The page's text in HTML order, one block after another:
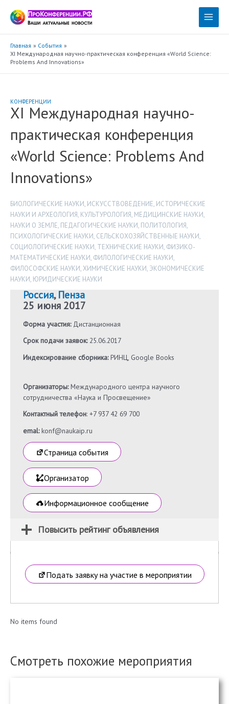
содержимому
Main
Главная
События
XI Международная научно-практическая конференция «World Science:
Problems And Innovations»
КОНФЕРЕНЦИИ
XI Международная научно-
практическая конференция
«World Science: Problems And
Innovations»
БИОЛОГИЧЕСКИЕ НАУКИ, ИСКУССТВОВЕДЕНИЕ, ИСТОРИЧЕСКИЕ
НАУКИ И АРХЕОЛОГИЯ, КУЛЬТУРОЛОГИЯ, МЕДИЦИНСКИЕ НАУКИ,
НАУКИ О ЗЕМЛЕ, ПЕДАГОГИЧЕСКИЕ НАУКИ, ПОЛИТОЛОГИЯ,
ПСИХОЛОГИЧЕСКИЕ НАУКИ, СЕЛЬСКОХОЗЯЙСТВЕННЫЕ НАУКИ,
СОЦИОЛОГИЧЕСКИЕ НАУКИ, ТЕХНИЧЕСКИЕ НАУКИ, ФИЗИКО-
МАТЕМАТИЧЕСКИЕ НАУКИ, ФИЛОЛОГИЧЕСКИЕ НАУКИ,
ФИЛОСОФСКИЕ НАУКИ,ХИМИЧЕСКИЕ НАУКИ, ЭКОНОМИЧЕСКИЕ
НАУКИ, ЮРИДИЧЕСКИЕ НАУКИ
Россия,Пенза
25 июня 2017
Форма участия:Дистанционная
Срок подачи заявок:25.06.2017
Индексирование сборника:РИНЦ, Google Books
Организаторы:Международного центра научного
сотрудничества «Наука и Просвещение»
Контактный телефон: +7 937 42 69 700
emal:konf@naukaip.ru
Страница события
Организатор
Информационное сообщение
Повысить рейтинг объявления
Подать заявку на участие в мероприятии
No items found
Смотреть похожие мероприятия